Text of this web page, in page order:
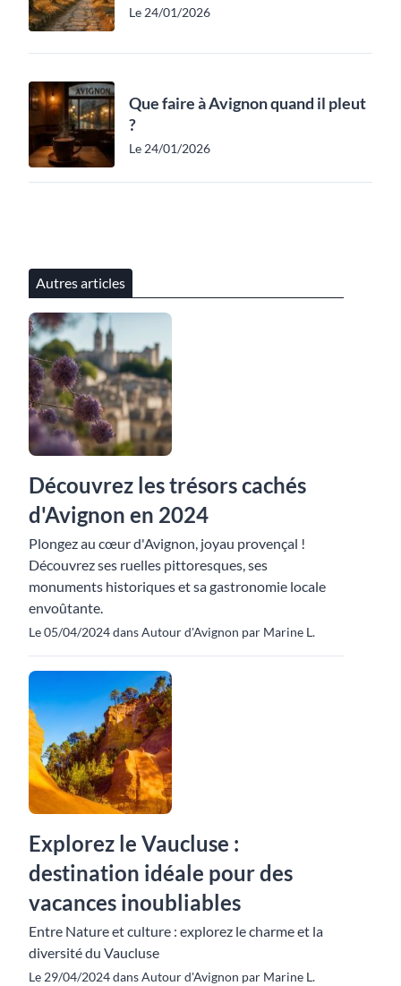
Le 24/01/2026
Que faire à Avignon quand il pleut
?
Le 24/01/2026
Autres articles
Découvrez les trésors cachés
d'Avignon en 2024
Plongez au cœur d'Avignon, joyau provençal !
Découvrez ses ruelles pittoresques, ses
monuments historiques et sa gastronomie locale
envoûtante.
Le 05/04/2024 dans Autour d'Avignon par Marine L.
Explorez le Vaucluse :
destination idéale pour des
vacances inoubliables
Entre Nature et culture : explorez le charme et la
diversité du Vaucluse
Le 29/04/2024 dans Autour d'Avignon par Marine L.